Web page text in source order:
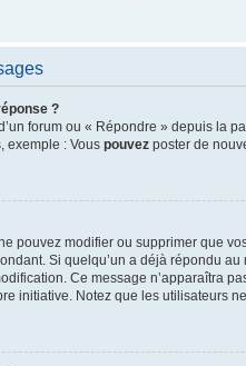
?
forum ou « Répondre » depuis la
exemple : Vous pouvez poster de
pouvez modifier ou supprimer que
Si quelqu’un a déjà répondu au
Ce message n’apparaîtra
initiative. Notez que les utilisateurs